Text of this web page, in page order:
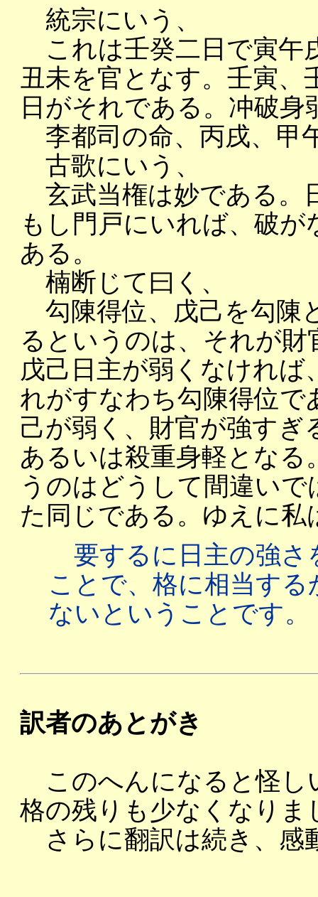
統宗にいう、
これは壬癸二日で寅午
丑未を官となす。壬寅、
日がそれである。冲破
李都司の命、丙戌、甲
古歌にいう、
玄武当権は妙である。
もし門戸にいれば、破
ある。
楠断じて曰く、
勾陳得位、戊己を勾陳
るというのは、それが
戊己日主が弱くなけれ
れがすなわち勾陳得位
己が弱く、財官が強すぎ
あるいは殺重身軽とな
うのはどうして間違い
た同じである。ゆえに
要するに日主の強さ
ことで、格に相当す
ないということです。
訳者のあとがき
このへんになると怪し
格の残りも少なくなりま
さらに翻訳は続き、感